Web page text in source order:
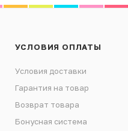
УСЛОВИЯ ОПЛАТЫ
Условия доставки
Гарантия на товар
Возврат товара
Бонусная система